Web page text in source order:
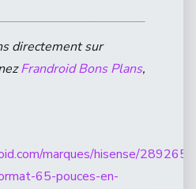
directement sur
Frandroid Bons Plans,
marques/hisense/
65-pouces-en-